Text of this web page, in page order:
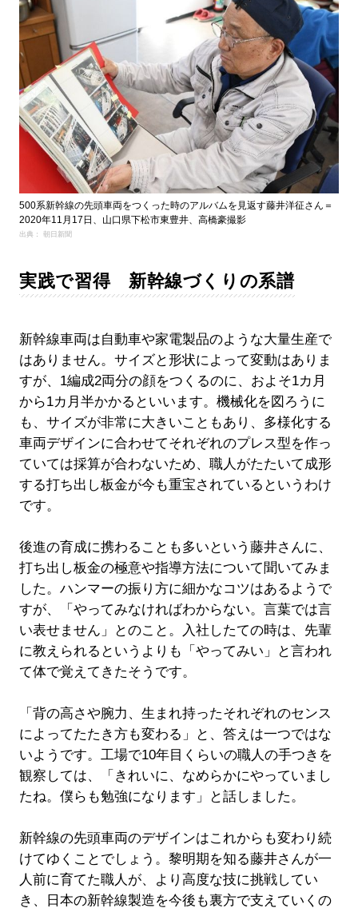
500系新幹線の先頭車両をつくった時のアルバムを見返す藤井洋征さん＝
2020年11月17日、山口県下松市東豊井、高橋豪撮影
出典： 朝日新聞
実践で習得 新幹線づくりの系譜
新幹線車両は自動車や家電製品のような大量生産で
はありません。サイズと形状によって変動はありま
すが、1編成2両分の顔をつくるのに、およそ1カ月
から1カ月半かかるといいます。機械化を図ろうに
も、サイズが非常に大きいこともあり、多様化する
車両デザインに合わせてそれぞれのプレス型を作っ
ていては採算が合わないため、職人がたたいて成形
する打ち出し板金が今も重宝されているというわけ
です。
後進の育成に携わることも多いという藤井さんに、
打ち出し板金の極意や指導方法について聞いてみま
した。ハンマーの振り方に細かなコツはあるようで
すが、「やってみなければわからない。言葉では言
い表せません」とのこと。入社したての時は、先輩
に教えられるというよりも「やってみい」と言われ
て体で覚えてきたそうです。
「背の高さや腕力、生まれ持ったそれぞれのセンス
によってたたき方も変わる」と、答えは一つではな
いようです。工場で10年目くらいの職人の手つきを
観察しては、「きれいに、なめらかにやっていまし
たね。僕らも勉強になります」と話しました。
新幹線の先頭車両のデザインはこれからも変わり続
けてゆくことでしょう。黎明期を知る藤井さんが一
人前に育てた職人が、より高度な技に挑戦してい
き、日本の新幹線製造を今後も裏方で支えていくの